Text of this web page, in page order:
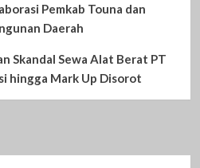
Pemkab Touna dan
Daerah
Skandal Sewa Alat Berat PT
hingga Mark Up Disorot